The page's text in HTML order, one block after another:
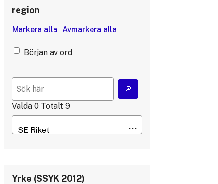
region
Början av ord
Valda 0 Totalt 9
Yrke (SSYK 2012)